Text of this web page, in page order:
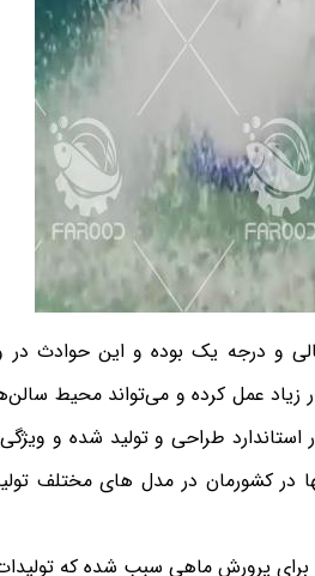
و درجه یک بوده و این حوادث در
زیاد عمل کرده و می‌تواند محیط
استاندارد طراحی و تولید شده و
در کشورمان در مدل های مختلف
پرورش ماهی سبب شده که تولیدات